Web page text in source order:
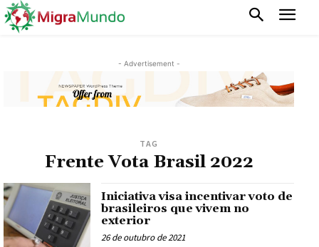
- Advertisement -
TAG
Frente Vota Brasil 2022
Iniciativa visa incentivar voto de
brasileiros que vivem no
exterior
26 de outubro de 2021